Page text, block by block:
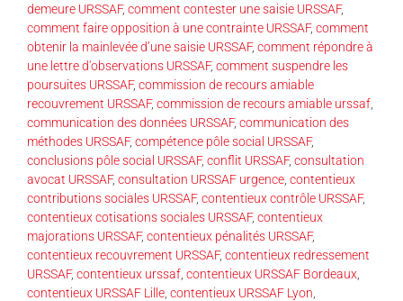
demeure URSSAF, comment contester une saisie URSSAF,
comment faire opposition à une contrainte URSSAF, comment
obtenir la mainlevée d’une saisie URSSAF, comment répondre à
une lettre d'observations URSSAF, comment suspendre les
poursuites URSSAF, commission de recours amiable
recouvrement URSSAF, commission de recours amiable urssaf
communication des données URSSAF, communication des
méthodes URSSAF, compétence pôle social URSSAF,
conclusions pôle social URSSAF, conflit URSSAF, consultation
avocat URSSAF, consultation URSSAF urgence contentieux
contributions sociales URSSAF, contentieux contrôle URSSAF,
contentieux cotisations sociales URSSAF, contentieux
majorations URSSAF, contentieux pénalités URSSAF,
contentieux recouvrement URSSAF, contentieux redressement
URSSAF, contentieux urssaf contentieux URSSAF Bordeaux
contentieux URSSAF Lille contentieux URSSAF Lyon